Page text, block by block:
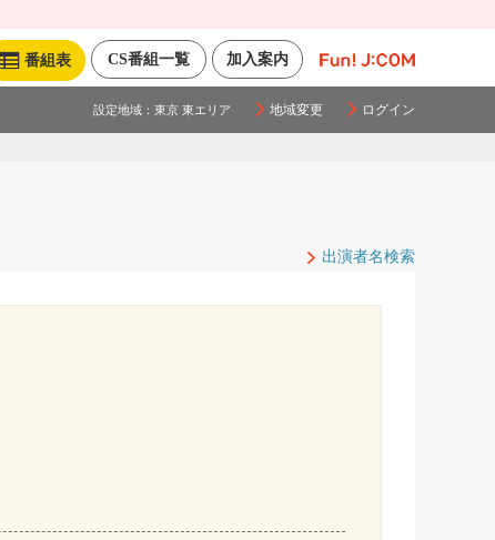
加入案内
CS番組一覧
番組表
設定地域： 東京 東エリア 地域変更 ログイン
出演者名検索